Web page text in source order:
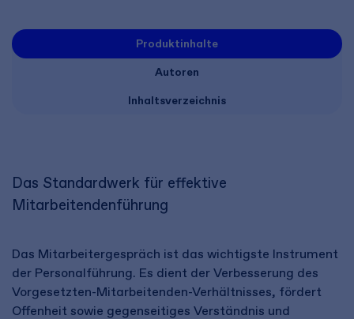
Produktinhalte
Autoren
Inhaltsverzeichnis
Das Standardwerk für effektive
Mitarbeitendenführung
Das Mitarbeitergespräch ist das wichtigste Instrument
der Personalführung. Es dient der Verbesserung des
Vorgesetzten-Mitarbeitenden-Verhältnisses, fördert
Offenheit sowie gegenseitiges Verständnis und